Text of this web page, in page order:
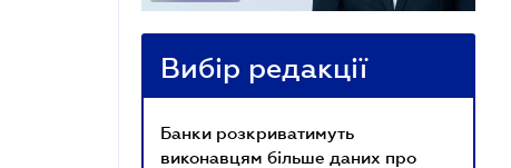
Вибір редакції
Банки розкриватимуть
виконавцям більше даних про